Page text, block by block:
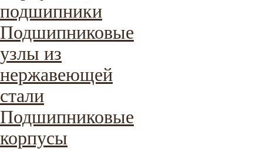
подшипники
Подшипниковые
узлы из
нержавеющей
стали
Подшипниковые
корпусы